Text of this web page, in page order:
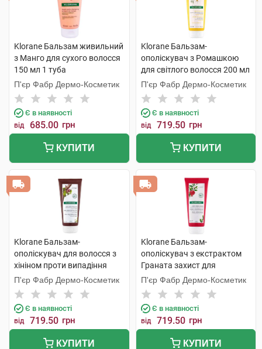
Klorane Бальзам живильний
з Манго для сухого волосся
150 мл 1 туба
П'єр Фабр Дермо-Косметик
Є в наявності
від 685.00 грн
КУПИТИ
Klorane Бальзам-
ополіскувач з Ромашкою
для світлого волосся 200 мл
1 туба
П'єр Фабр Дермо-Косметик
Є в наявності
від 719.50 грн
КУПИТИ
Klorane Бальзам-
ополіскувач для волосся з
хініном проти випадіння
волосся 200 мл 1 туба
П'єр Фабр Дермо-Косметик
Є в наявності
від 719.50 грн
КУПИТИ
Klorane Бальзам-
ополіскувач з екстрактом
Граната захист для
фарбованого волосся 200
мл 1 туба
П'єр Фабр Дермо-Косметик
Є в наявності
від 719.50 грн
КУПИТИ